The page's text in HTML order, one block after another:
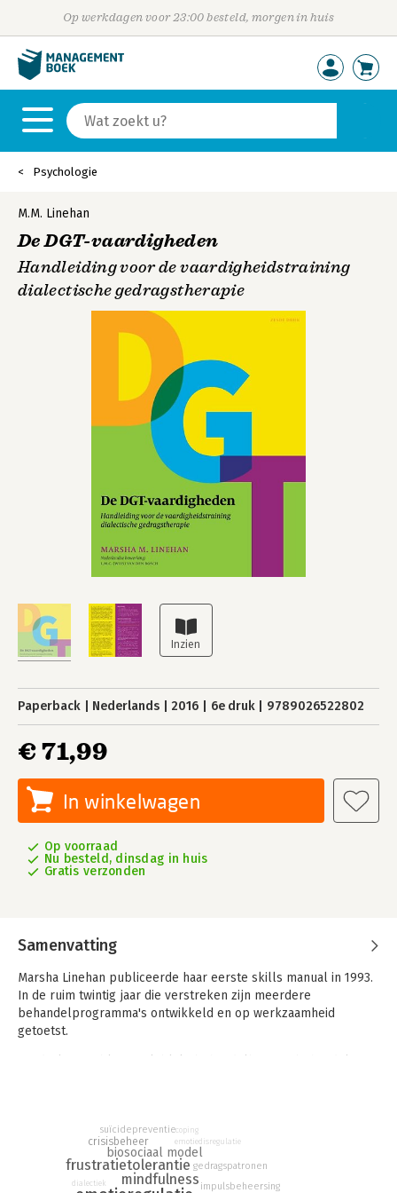
Op werkdagen voor 23:00 besteld, morgen in huis
Psychologie
M.M. Linehan
De DGT-vaardigheden
Handleiding voor de vaardigheidstraining
dialectische gedragstherapie
Paperback Nederlands 2016 6e druk 9789026522802
€ 71,99
In winkelwagen
Op voorraad
Nu besteld, dinsdag in huis
Gratis verzonden
Samenvatting
Marsha Linehan publiceerde haar eerste skills manual in 1993.
In de ruim twintig jaar die verstreken zijn meerdere
behandelprogramma's ontwikkeld en op werkzaamheid
getoetst.
bijgedragen aan deze verandering. Zij heeft ingezien dat bij de
behandeling van borderline (persoonlijkheids)problematiek
samenwerking met de cliënten onontbeerlijk is. Deze
trainingshandleiding is daar het onuitwisbaar bewijs van.
mindfulness
frustratietolerantie
biosociaal model
crisisbeheer
suïcidepreventie
gedragspatronen
impulsbeheersing
emotiedisregulatie
dialectiek
coping